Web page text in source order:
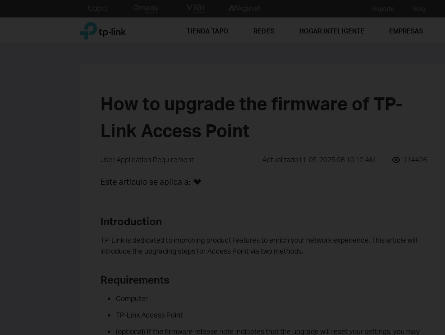
to
TP-Link, Reliably Smart TIENDA TAPO REDES HOGAR INTELIGENTE EMPRESAS
How to upgrade the firmware of TP-
Link Access Point
User Application Requirement Actualizado11-05-2025 08:10:12 AM 114426
Este artículo se aplica a:
Introduction
TP-Link is dedicated to improving product features to enrich your network experience. This article will
introduce the upgrading steps for Access Point via two methods.
Requirements
Computer
TP-Link Access Point
(optional) If the firmware release note indicates that the upgrade will reset your settings, you may